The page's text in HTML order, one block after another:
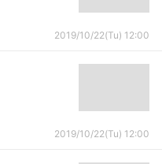
2019/10/22(Tu) 12:00
2019/10/22(Tu) 12:00